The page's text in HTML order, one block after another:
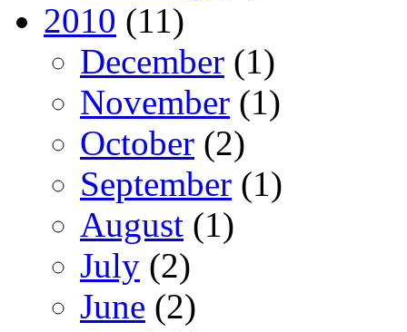
2010 (11)
December (1)
November (1)
October (2)
September (1)
August (1)
July (2)
June (2)